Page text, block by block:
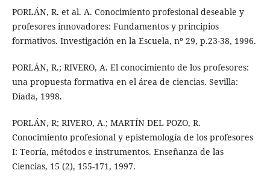
PORLÁN, R. et al. A. Conocimiento profesional deseable y
profesores innovadores: Fundamentos y principios
formativos. Investigación en la Escuela, nº 29, p.23-38, 1996.
PORLÁN, R.; RIVERO, A. El conocimiento de los profesores:
una propuesta formativa en el área de ciencias. Sevilla:
Díada, 1998.
PORLÁN, R; RIVERO, A.; MARTÍN DEL POZO, R.
Conocimiento profesional y epistemología de los profesores
I: Teoría, métodos e instrumentos. Enseñanza de las
Ciencias, 15 (2), 155-171, 1997.